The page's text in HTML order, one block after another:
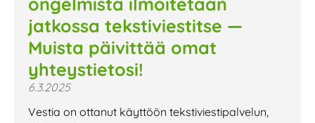
jatkossa tekstiviestitse —
Muista päivittää omat
yhteystietosi!
6.3.2025
Vestia on ottanut käyttöön tekstiviestipalvelun,